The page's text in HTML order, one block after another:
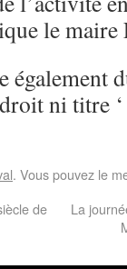
le
également
ni titre
. Vous pouvez le
de
La